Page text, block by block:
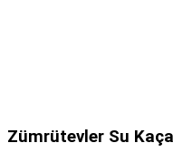
Zümrütevler Su